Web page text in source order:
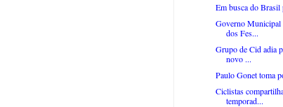
Em busca do
Governo Municipal
dos Fes...
Grupo de Cid adia
novo ...
Paulo Gonet toma
Ciclistas
temporad...